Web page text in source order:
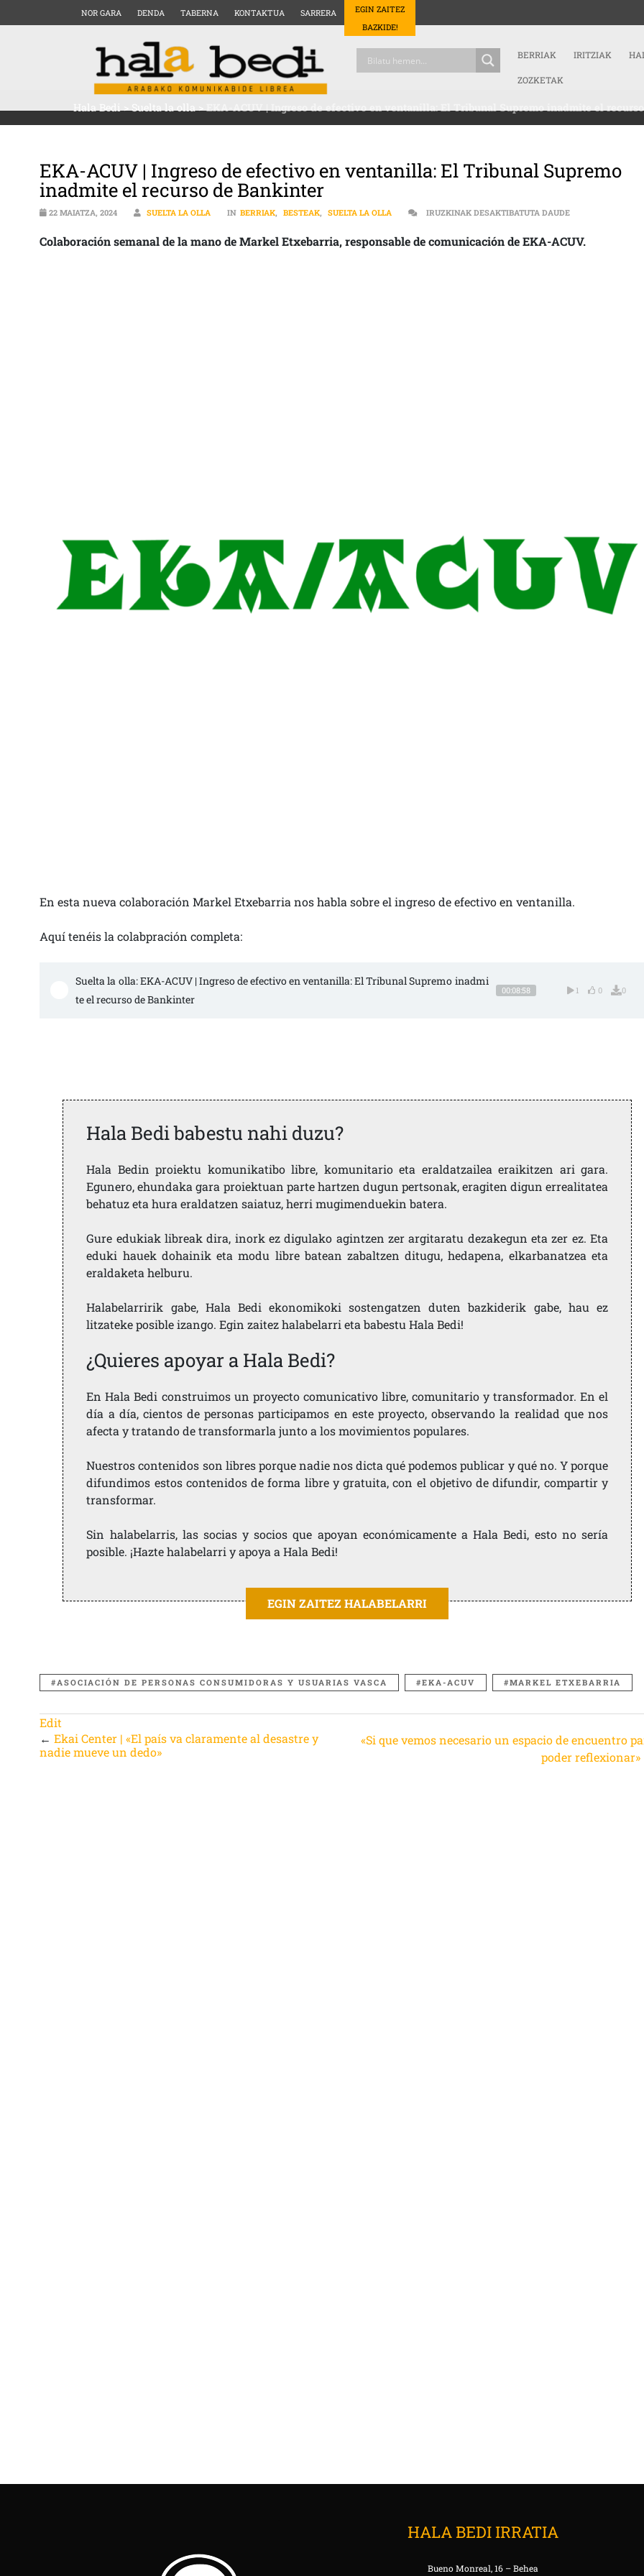
NOR GARA DENDA TABERNA KONTAKTUA SARRERA
EGIN ZAITEZ
BAZKIDE!
BERRIAK IRITZIAK
ZOZKETAK
Hala Bedi>Suelta la olla>EKA-ACUV | Ingreso de efectivo en ventanilla: El Tribunal Supremo inadmite el
EKA-ACUV | Ingreso de efectivo en ventanilla: El Tribunal Supremo
inadmite el recurso de Bankinter
22 MAIATZA, 2024 SUELTA LA OLLA IN BERRIAK, BESTEAK, SUELTA LA OLLA IRUZKINAK DESAKTIBATUTA DAUDEEKA-ACUV |
Colaboración semanal de la mano de Markel Etxebarria, responsable de comunicación de EKA-ACUV.
En esta nueva colaboración Markel Etxebarria nos habla sobre el ingreso de efectivo en ventanilla.
Aquí tenéis la colabpración completa:
Suelta la olla: EKA-ACUV | Ingreso de efectivo en ventanilla: El Tribunal Supremo inadmi
te el recurso de Bankinter
00:08:58 1 0 0
Hala Bedi babestu nahi duzu?
Hala Bedin proiektu komunikatibo libre, komunitario eta eraldatzailea eraikitzen ari gara.
Egunero, ehundaka gara proiektuan parte hartzen dugun pertsonak, eragiten digun errealitatea
behatuz eta hura eraldatzen saiatuz, herri mugimenduekin batera.
Gure edukiak libreak dira, inork ez digulako agintzen zer argitaratu dezakegun eta zer ez. Eta
eduki hauek dohainik eta modu libre batean zabaltzen ditugu, hedapena, elkarbanatzea eta
eraldaketa helburu.
Halabelarririk gabe, Hala Bedi ekonomikoki sostengatzen duten bazkiderik gabe, hau ez
litzateke posible izango. Egin zaitez halabelarri eta babestu Hala Bedi!
¿Quieres apoyar a Hala Bedi?
En Hala Bedi construimos un proyecto comunicativo libre, comunitario y transformador. En el
día a día, cientos de personas participamos en este proyecto, observando la realidad que nos
afecta y tratando de transformarla junto a los movimientos populares.
Nuestros contenidos son libres porque nadie nos dicta qué podemos publicar y qué no. Y porque
difundimos estos contenidos de forma libre y gratuita, con el objetivo de difundir, compartir y
transformar.
Sin halabelarris, las socias y socios que apoyan económicamente a Hala Bedi, esto no sería
posible. ¡Hazte halabelarri y apoya a Hala Bedi!
EGIN ZAITEZ HALABELARRI
ASOCIACIÓN DE PERSONAS CONSUMIDORAS Y USUARIAS VASCA EKA-ACUV MARKEL ETXEBARRIA
Edit
←Ekai Center | «El país va claramente al desastre y
nadie mueve un dedo»
«Si que vemos necesario un espacio de encuentro
poder reflexionar»
HALA BEDI IRRATIA
Bueno Monreal, 16 – Behea